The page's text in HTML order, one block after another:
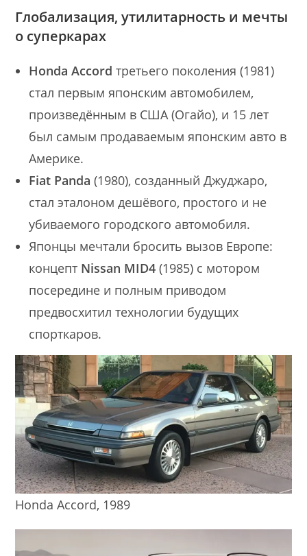
Глобализация, утилитарность и мечты
о суперкарах
Honda Accord третьего поколения (1981)
стал первым японским автомобилем,
произведённым в США (Огайо), и 15 лет
был самым продаваемым японским авто в
Америке.
Fiat Panda (1980), созданный Джуджаро,
стал эталоном дешёвого, простого и не
убиваемого городского автомобиля.
Японцы мечтали бросить вызов Европе:
концепт Nissan MID4 (1985) с мотором
посередине и полным приводом
предвосхитил технологии будущих
спорткаров.
Honda Accord, 1989